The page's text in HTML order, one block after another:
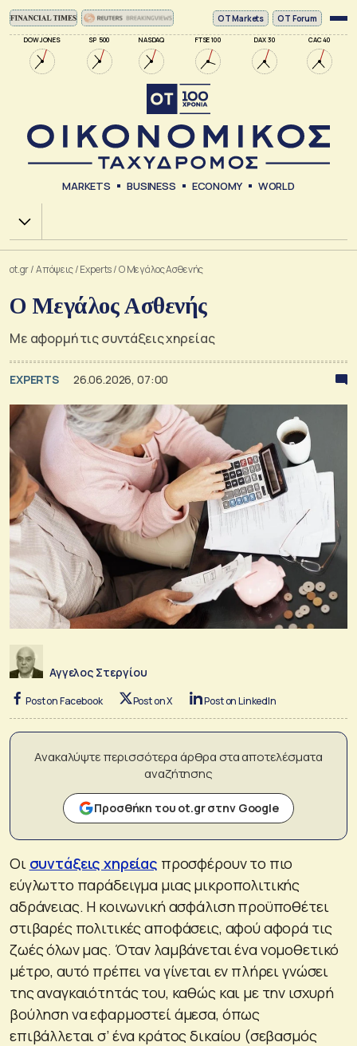
DOW JONES SP 500 NASDAQ FTSE 100 DAX 30 CAC 40
ΟΤ Markets OT Forum
MARKETS BUSINESS ECONOMY WORLD
Χ.Α.
ot.gr/Απόψεις/Experts/Ο Μεγάλος Ασθενής
Ο Μεγάλος Ασθενής
Με αφορμή τις συντάξεις χηρείας
EXPERTS 26.06.2026, 07:00
Αγγελος Στεργίου
Post on Facebook Post on X Post on LinkedIn
Ανακαλύψτε περισσότερα άρθρα στα αποτελέσματα
αναζήτησης
Προσθήκη του ot.gr στην Google
Οι συντάξεις χηρείας προσφέρουν το πιο
εύγλωττο παράδειγμα μιας μικροπολιτικής
αδράνειας. Η κοινωνική ασφάλιση προϋποθέτει
στιβαρές πολιτικές αποφάσεις, αφού αφορά τις
ζωές όλων μας. Όταν λαμβάνεται ένα νομοθετικό
μέτρο, αυτό πρέπει να γίνεται εν πλήρει γνώσει
της αναγκαιότητάς του, καθώς και με την ισχυρή
βούληση να εφαρμοστεί άμεσα, όπως
επιβάλλεται σ’ ένα κράτος δικαίου (σεβασμός